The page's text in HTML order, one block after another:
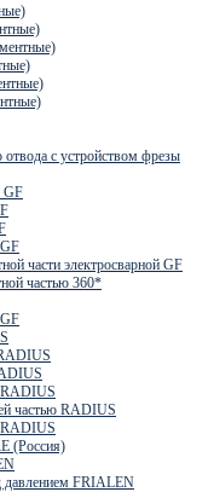
отвода с устройством фрезы
GF
части электросварной GF
частью 360*
RADIUS
частью RADIUS
RADIUS
(Россия)
давлением FRIALEN